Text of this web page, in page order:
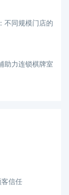
不同规模门店的
助力连锁棋牌室
信任